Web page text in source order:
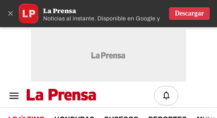
× La Prensa
Noticias al instante. Disponible en Google y IOS
Descargar